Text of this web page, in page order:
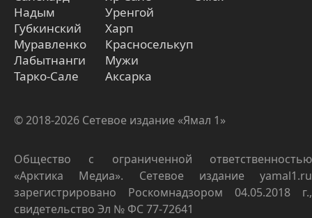
Надым
Губкинский
Муравленко
Лабытнанги
Тарко-Сале
Уренгой
Харп
Красноселькуп
Мужи
Аксарка
© 2018-2026 Сетевое издание «Ямал 1»
Общество с ограниченной ответственностью
«Арктика Медиа». Сетевое издание yamal1.ru
зарегистрировано Роскомнадзором 04.05.2018 г.,
свидетельство Эл № ФС 77-72641